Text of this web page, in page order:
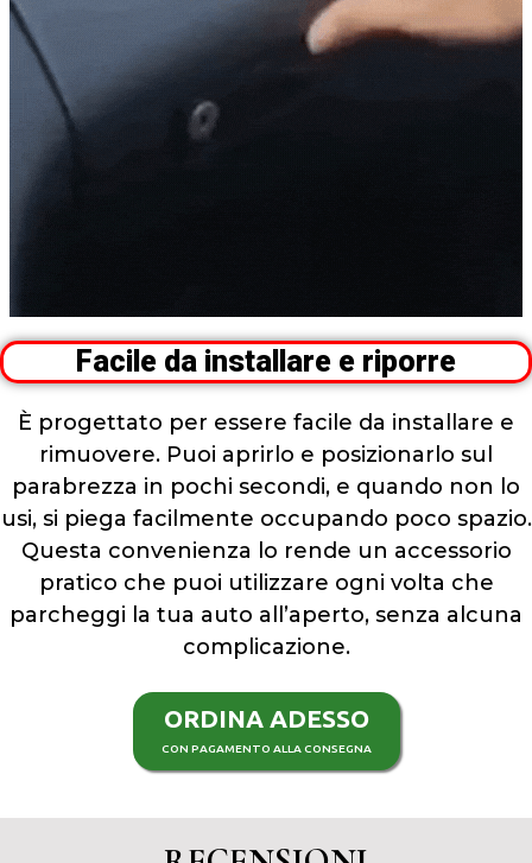
Facile da installare e riporre
È progettato per essere facile da installare e
rimuovere. Puoi aprirlo e posizionarlo sul
parabrezza in pochi secondi, e quando non lo
usi, si piega facilmente occupando poco spazio.
Questa convenienza lo rende un accessorio
pratico che puoi utilizzare ogni volta che
parcheggi la tua auto all’aperto, senza alcuna
complicazione.
ORDINA ADESSO
CON PAGAMENTO ALLA CONSEGNA